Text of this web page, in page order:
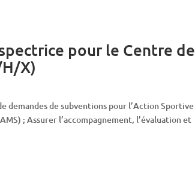
pour le Centre de
X)
demandes de subventions pour l’Action Sportive
; Assurer l’accompagnement, l’évaluation et